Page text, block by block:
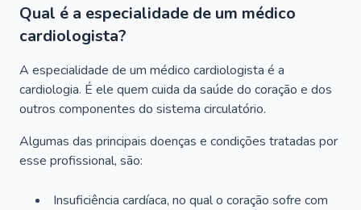
Qual é a especialidade de um médico
cardiologista?
A especialidade de um médico cardiologista é a
cardiologia. É ele quem cuida da saúde do coração e dos
outros componentes do sistema circulatório.
Algumas das principais doenças e condições tratadas por
esse profissional, são:
Insuficiência cardíaca, no qual o coração sofre com